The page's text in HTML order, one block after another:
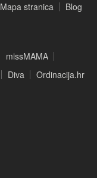
Mapa stranica Blog
missMAMA
Diva Ordinacija.hr